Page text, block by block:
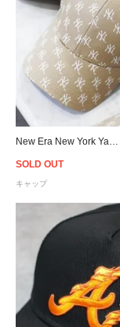
SOLD OUT
キャップ